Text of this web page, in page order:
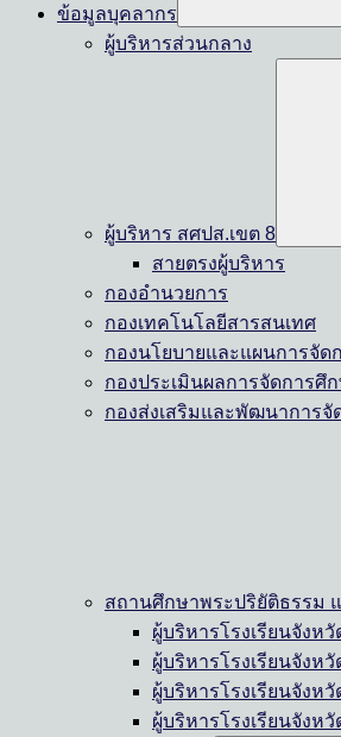
ข้อมูลบุคลากร
ผู้บริหารส่วนกลาง
ผู้บริหาร สศปส.เขต 8
สายตรงผู้บริหาร
กองอำนวยการ
กองเทคโนโลยีสารสนเทศ
กองนโยบายและแผนการจัด
กองประเมินผลการจัดการศึ
กองส่งเสริมและพัฒนาการจั
สถานศึกษาพระปริยัติธรรม
ผู้บริหารโรงเรียนจังห
ผู้บริหารโรงเรียนจังห
ผู้บริหารโรงเรียนจังห
ผู้บริหารโรงเรียนจังห